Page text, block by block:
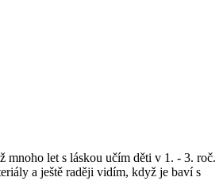
mnoho let s láskou učím děti v 1. - 3. roč.
a ještě raději vidím, když je baví s